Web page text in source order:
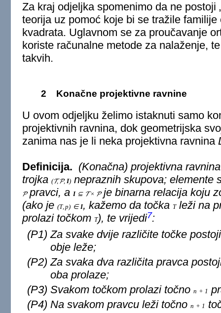
Za kraj odjeljka spomenimo da ne postoji
teorija uz pomoć koje bi se tražile
kvadrata. Uglavnom se za proučavanje
koriste računalne metode za nalaženje,
takvih.
2 Konačne projektivne ravnine
U ovom odjeljku želimo istaknuti samo
projektivnih ravnina, dok geometrijska
zanima nas je li neka projektivna ravnina
Definicija. (Konačna) projektivna ravnina
trojka (T, P, I) nepraznih skupova; elemente
P pravci, a I ⊆ T × Pje binarna relacija koju
(ako je (T,p) ∈ I, kažemo da točka T leži na
prolazitočkom T), te vrijedi7:
(P1) Za svake dvije različite točke
obje leže;
(P2) Za svaka dva različita pravca
oba prolaze;
(P3) Svakom točkom prolazi točnon + 1
(P4) Na svakom pravcu leži točnon + 1